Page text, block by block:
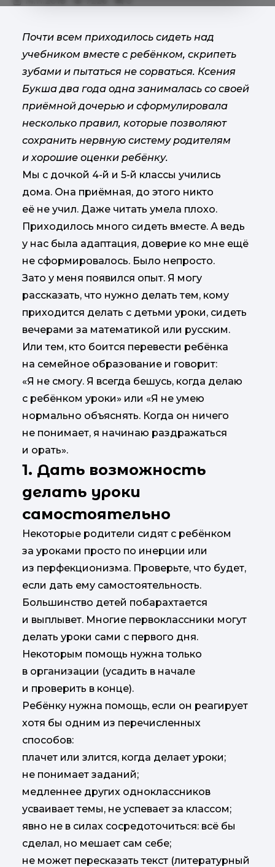
Почти всем приходилось сидеть над
учебником вместе с ребёнком, скрипеть
зубами и пытаться не сорваться. Ксения
Букша два года одна занималась со своей
приёмной дочерью и сформулировала
несколько правил, которые позволяют
сохранить нервную систему родителям
и хорошие оценки ребёнку.
Мы с дочкой 4-й и 5-й классы учились
дома. Она приёмная, до этого никто
её не учил. Даже читать умела плохо.
Приходилось много сидеть вместе. А ведь
у нас была адаптация, доверие ко мне ещё
не сформировалось. Было непросто.
Зато у меня появился опыт. Я могу
рассказать, что нужно делать тем, кому
приходится делать с детьми уроки, сидеть
вечерами за математикой или русским.
Или тем, кто боится перевести ребёнка
на семейное образование и говорит:
«Я не смогу. Я всегда бешусь, когда делаю
с ребёнком уроки» или «Я не умею
нормально объяснять. Когда он ничего
не понимает, я начинаю раздражаться
и орать».
1. Дать возможность
делать уроки
самостоятельно
Некоторые родители сидят с ребёнком
за уроками просто по инерции или
из перфекционизма. Проверьте, что будет,
если дать ему самостоятельность.
Большинство детей побарахтается
и выплывет. Многие первоклассники могут
делать уроки сами с первого дня.
Некоторым помощь нужна только
в организации (усадить в начале
и проверить в конце).
Ребёнку нужна помощь, если он реагирует
хотя бы одним из перечисленных
способов:
плачет или злится, когда делает уроки;
не понимает заданий;
медленнее других одноклассников
усваивает темы, не успевает за классом;
явно не в силах сосредоточиться: всё бы
сделал, но мешает сам себе;
не может пересказать текст (литературный